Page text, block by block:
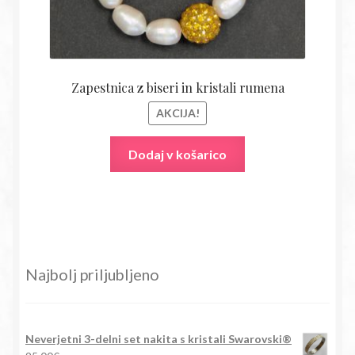
Zapestnica z biseri in kristali rumena
AKCIJA!
Dodaj v košarico
Najbolj priljubljeno
Neverjetni 3-delni set nakita s kristali Swarovski®